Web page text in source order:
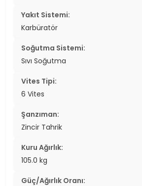
Yakıt Sistemi:
Karbüratör
Soğutma Sistemi:
Sıvı Soğutma
Vites Tipi:
6 Vites
Şanzıman:
Zincir Tahrik
Kuru Ağırlık:
105.0 kg
Güç/Ağırlık Oranı: